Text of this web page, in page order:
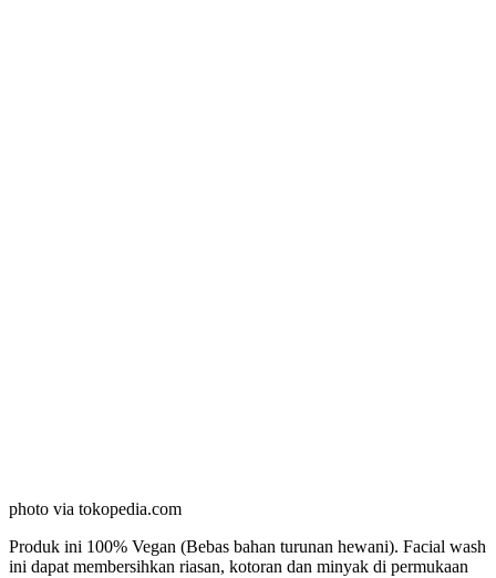
photo via tokopedia.com
Produk ini 100% Vegan (Bebas bahan turunan hewani). Facial wash
ini dapat membersihkan riasan, kotoran dan minyak di permukaan